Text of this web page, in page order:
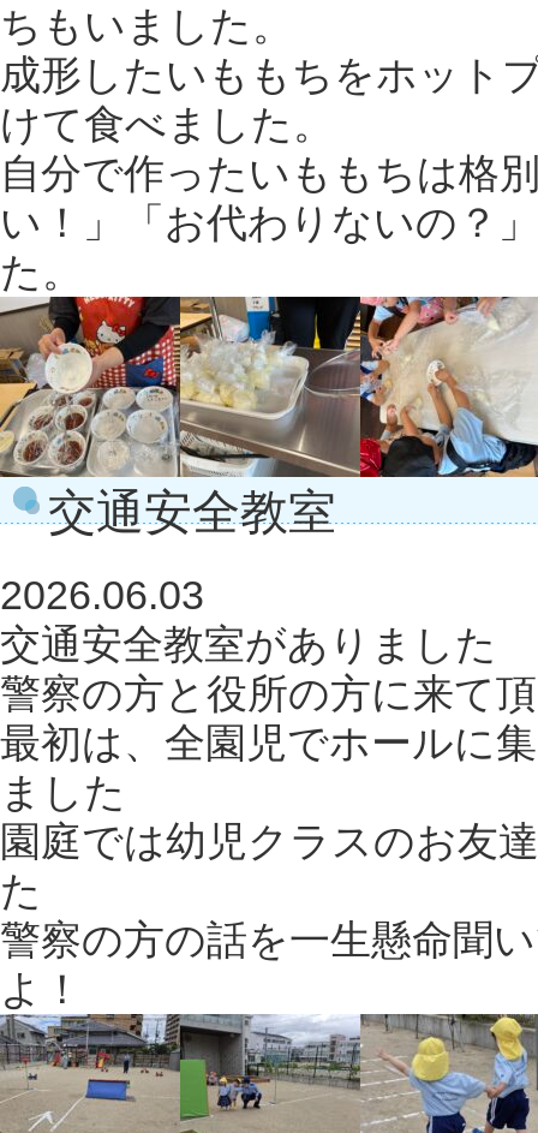
ちもいました。
成形したいももちをホット
けて食べました。
自分で作ったいももちは格
い！」「お代わりないの？
た。
交通安全教室
2026.06.03
交通安全教室がありました
警察の方と役所の方に来て
最初は、全園児でホールに
ました
園庭では幼児クラスのお友
た
警察の方の話を一生懸命聞
よ！